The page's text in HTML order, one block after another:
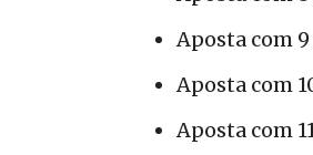
Aposta com
Aposta com
Aposta com